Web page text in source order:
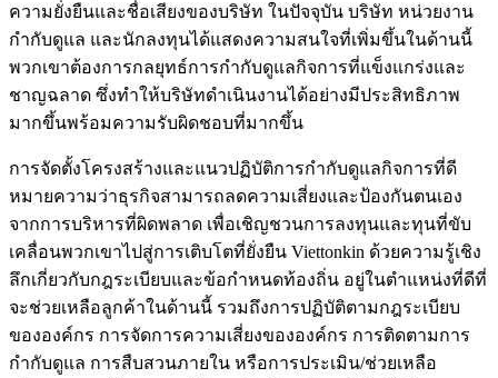
ความยั่งยืนและชื่อเสียงของบริษัท ในปัจจุบัน บริษัท หน่วยงาน
กำกับดูแล และนักลงทุนได้แสดงความสนใจที่เพิ่มขึ้นในด้านนี้
พวกเขาต้องการกลยุทธ์การกำกับดูแลกิจการที่แข็งแกร่งและ
ชาญฉลาด ซึ่งทำให้บริษัทดำเนินงานได้อย่างมีประสิทธิภาพ
มากขึ้นพร้อมความรับผิดชอบที่มากขึ้น
การจัดตั้งโครงสร้างและแนวปฏิบัติการกำกับดูแลกิจการที่ดี
หมายความว่าธุรกิจสามารถลดความเสี่ยงและป้องกันตนเอง
จากการบริหารที่ผิดพลาด เพื่อเชิญชวนการลงทุนและทุนที่ขับ
เคลื่อนพวกเขาไปสู่การเติบโตที่ยั่งยืน Viettonkin ด้วยความรู้เชิง
ลึกเกี่ยวกับกฎระเบียบและข้อกำหนดท้องถิ่น อยู่ในตำแหน่งที่ดีที่
จะช่วยเหลือลูกค้าในด้านนี้ รวมถึงการปฏิบัติตามกฎระเบียบ
ขององค์กร การจัดการความเสี่ยงขององค์กร การติดตามการ
กำกับดูแล การสืบสวนภายใน หรือการประเมิน/ช่วยเหลือ